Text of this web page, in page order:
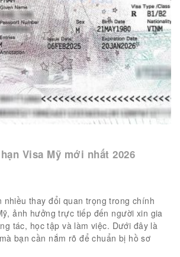
Visa Mỹ mới nhất 2026
nhiều thay đổi quan trọng trong chính
ảnh hưởng trực tiếp đến người xin gia
tác, học tập và làm việc. Dưới đây là
bạn cần nắm rõ để chuẩn bị hồ sơ